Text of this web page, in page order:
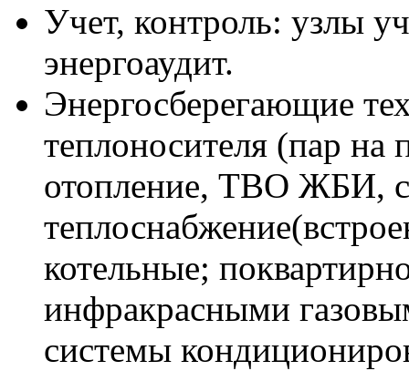
Учет, контроль: узлы
энергоаудит.
Энергосберегающие
теплоносителя (пар на
отопление, ТВО ЖБИ,
котельные;
инфракрасными
системы